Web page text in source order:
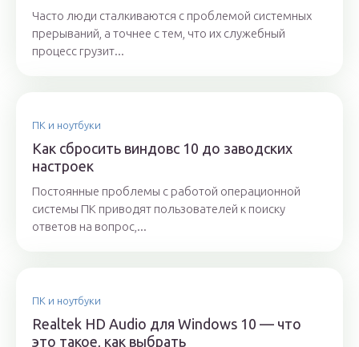
Часто люди сталкиваются с проблемой системных
прерываний, а точнее с тем, что их служебный
процесс грузит...
ПК и ноутбуки
Как сбросить виндовс 10 до заводских
настроек
Постоянные проблемы с работой операционной
системы ПК приводят пользователей к поиску
ответов на вопрос,...
ПК и ноутбуки
Realtek HD Audio для Windows 10 — что
это такое, как выбрать